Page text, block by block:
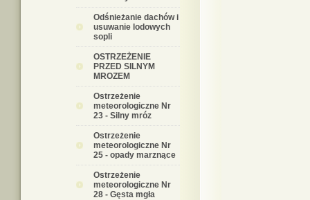
Odśnieżanie dachów i
usuwanie lodowych
sopli
OSTRZEŻENIE
PRZED SILNYM
MROZEM
Ostrzeżenie
meteorologiczne Nr
23 - Silny mróz
Ostrzeżenie
meteorologiczne Nr
25 - opady marznące
Ostrzeżenie
meteorologiczne Nr
28 - Gęsta mgła